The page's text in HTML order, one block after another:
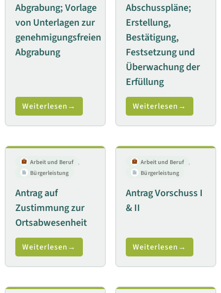
Abgrabung; Vorlage
von Unterlagen zur
genehmigungsfreien
Abgrabung
Weiterlesen
Abschusspläne;
Erstellung,
Bestätigung,
Festsetzung und
Überwachung der
Erfüllung
Weiterlesen
Arbeit und Beruf ,
Bürgerleistung
Antrag auf
Zustimmung zur
Ortsabwesenheit
Weiterlesen
Arbeit und Beruf ,
Bürgerleistung
Antrag Vorschuss I
& II
Weiterlesen